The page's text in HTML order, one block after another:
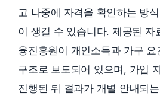
고 나중에 자격을 확인하는 방
이 생길 수 있습니다. 제공된 자
융진흥원이 개인소득과 가구
구조로 보도되어 있으며, 가입
진행된 뒤 결과가 개별 안내되